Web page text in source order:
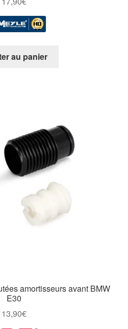
au panier
amortisseurs avant BMW
E30
13,90€